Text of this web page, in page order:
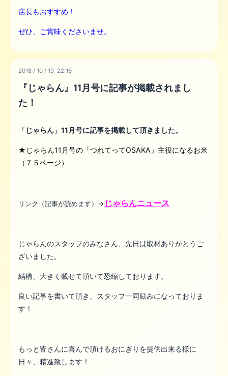
店長もおすすめ！
ぜひ、ご賞味くださいませ。
2018 /10 /19 22:16
『じゃらん』11月号に記事が掲載されまし
た！
「じゃらん」11月号に記事を掲載して頂きました。
★じゃらん11月号の「つれてってOSAKA」主役になるお米
（７５ページ）
リンク（記事が読めます）→ じゃらんニュース
じゃらんのスタッフのみなさん、先日は取材ありがとうご
ざいました。
結構、大きく載せて頂いて恐縮しております。
良い記事を書いて頂き、スタッフ一同励みになっておりま
す！
もっと皆さんに喜んで頂けるおにぎりを提供出来る様に
日々、精進致します！